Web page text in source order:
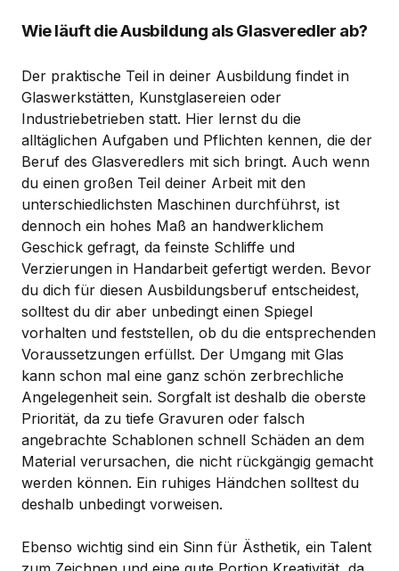
Wie läuft die Ausbildung als Glasveredler ab?
Der praktische Teil in deiner Ausbildung findet in
Glaswerkstätten, Kunstglasereien oder
Industriebetrieben statt. Hier lernst du die
alltäglichen Aufgaben und Pflichten kennen, die der
Beruf des Glasveredlers mit sich bringt. Auch wenn
du einen großen Teil deiner Arbeit mit den
unterschiedlichsten Maschinen durchführst, ist
dennoch ein hohes Maß an handwerklichem
Geschick gefragt, da feinste Schliffe und
Verzierungen in Handarbeit gefertigt werden. Bevor
du dich für diesen Ausbildungsberuf entscheidest,
solltest du dir aber unbedingt einen Spiegel
vorhalten und feststellen, ob du die entsprechenden
Voraussetzungen erfüllst. Der Umgang mit Glas
kann schon mal eine ganz schön zerbrechliche
Angelegenheit sein. Sorgfalt ist deshalb die oberste
Priorität, da zu tiefe Gravuren oder falsch
angebrachte Schablonen schnell Schäden an dem
Material verursachen, die nicht rückgängig gemacht
werden können. Ein ruhiges Händchen solltest du
deshalb unbedingt vorweisen.
Ebenso wichtig sind ein Sinn für Ästhetik, ein Talent